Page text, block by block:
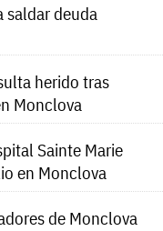
saldar deuda
herido tras
Monclova
Sainte Marie
en Monclova
de Monclova